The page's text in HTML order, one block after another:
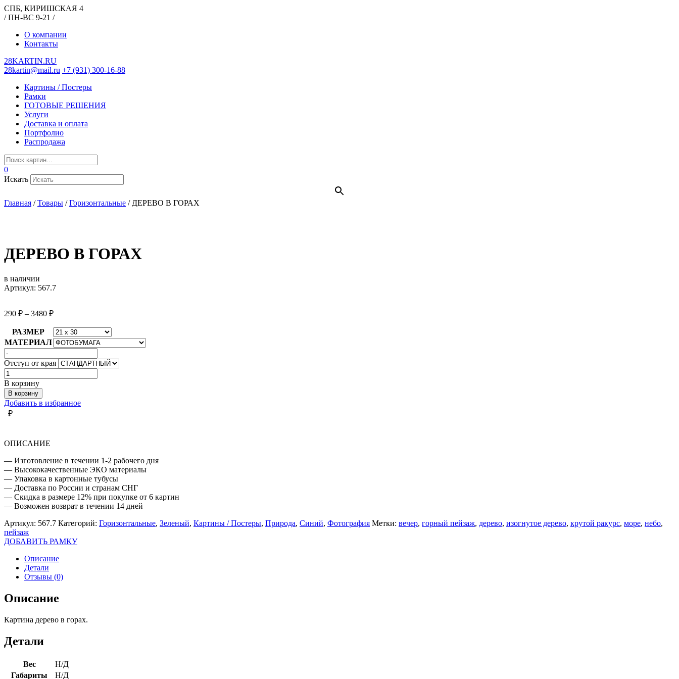
СПБ, КИРИШСКАЯ 4
/ ПН-ВС 9-21 /
О компании
Контакты
28KARTIN.RU
28kartin@mail.ru +7 (931) 300-16-88
Картины / Постеры
Рамки
ГОТОВЫЕ РЕШЕНИЯ
Услуги
Доставка и оплата
Портфолио
Распродажа
0
Искать
Главная /Товары /Горизонтальные / ДЕРЕВО В ГОРАХ
ДЕРЕВО В ГОРАХ
в наличии
Артикул: 567.7
290 ₽ – 3480 ₽
РАЗМЕР
МАТЕРИАЛ
Отступ от края
Количество
товара
ДЕРЕВО
В
ГОРАХ
В корзину
В корзину
Добавить в избранное
₽
ОПИСАНИЕ
— Изготовление в течении 1-2 рабочего дня
— Высококачественные ЭКО материалы
— Упаковка в картонные тубусы
— Доставка по России и странам СНГ
— Скидка в размере 12% при покупке от 6 картин
— Возможен возврат в течении 14 дней
Артикул: 567.7 Категорий: Горизонтальные, Зеленый, Картины / Постеры, Природа, Синий, Фотография Метки: вечер, горный пейзаж, дерево, изогнутое дерево, крутой ракурс, море, небо,
пейзаж
ДОБАВИТЬ РАМКУ
Описание
Детали
Отзывы (0)
Описание
Картина дерево в горах.
Детали
Вес
Н/Д
Габариты
Н/Д